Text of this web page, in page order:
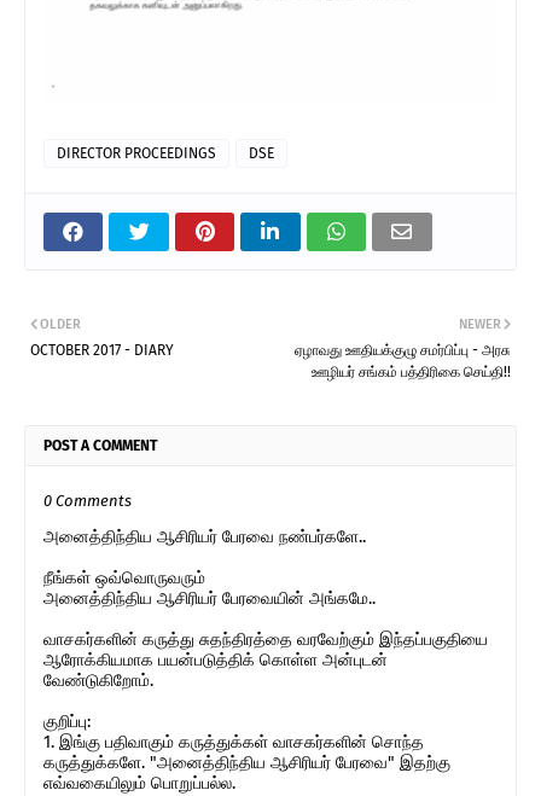
DIRECTOR PROCEEDINGS DSE
NEWER
ஏழாவது ஊதியக்குழு சமர்பிப்பு - அரசு
ஊழியர் சங்கம் பத்திரிகை செய்தி!!
OLDER
OCTOBER 2017 - DIARY
POST A COMMENT
0 Comments
அனைத்திந்திய ஆசிரியர் பேரவை நண்பர்களே..
நீங்கள் ஒவ்வொருவரும்
அனைத்திந்திய ஆசிரியர் பேரவையின் அங்கமே..
வாசகர்களின் கருத்து சுதந்திரத்தை வரவேற்கும் இந்தப்பகுதியை
ஆரோக்கியமாக பயன்படுத்திக் கொள்ள அன்புடன்
வேண்டுகிறோம்.
குறிப்பு:
1. இங்கு பதிவாகும் கருத்துக்கள் வாசகர்களின் சொந்த
கருத்துக்களே. "அனைத்திந்திய ஆசிரியர் பேரவை" இதற்கு
எவ்வகையிலும் பொறுப்பல்ல.